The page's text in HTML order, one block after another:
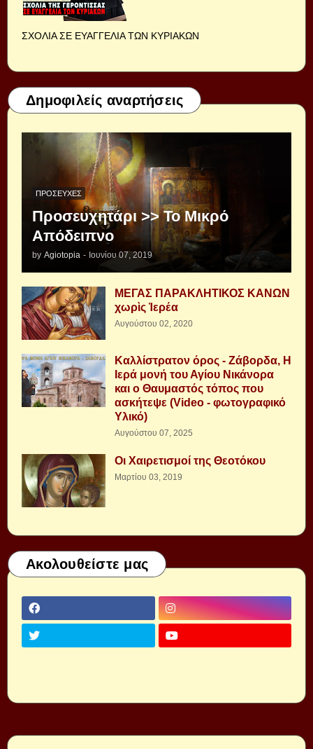
ΣΧΟΛΙΑ ΣΕ ΕΥΑΓΓΕΛΙΑ ΤΩΝ ΚΥΡΙΑΚΩΝ
Δημοφιλείς αναρτήσεις
ΠΡΟΣΕΥΧΈΣ
Προσευχητάρι >> Το Μικρό
Απόδειπνο
by Agiotopia - Ιουνίου 07, 2019
ΜΕΓΑΣ ΠΑΡΑΚΛΗΤΙΚΟΣ ΚΑΝΩΝ
χωρὶς Ἱερέα
Αυγούστου 02, 2020
Καλλίστρατον όρος - Ζάβορδα, Η
Ιερά μονή του Αγίου Νικάνορα
και ο Θαυμαστός τόπος που
ασκήτεψε (Video - φωτογραφικό
Υλικό)
Αυγούστου 07, 2025
Οι Χαιρετισμοί της Θεοτόκου
Μαρτίου 03, 2019
Ακολουθείστε μας